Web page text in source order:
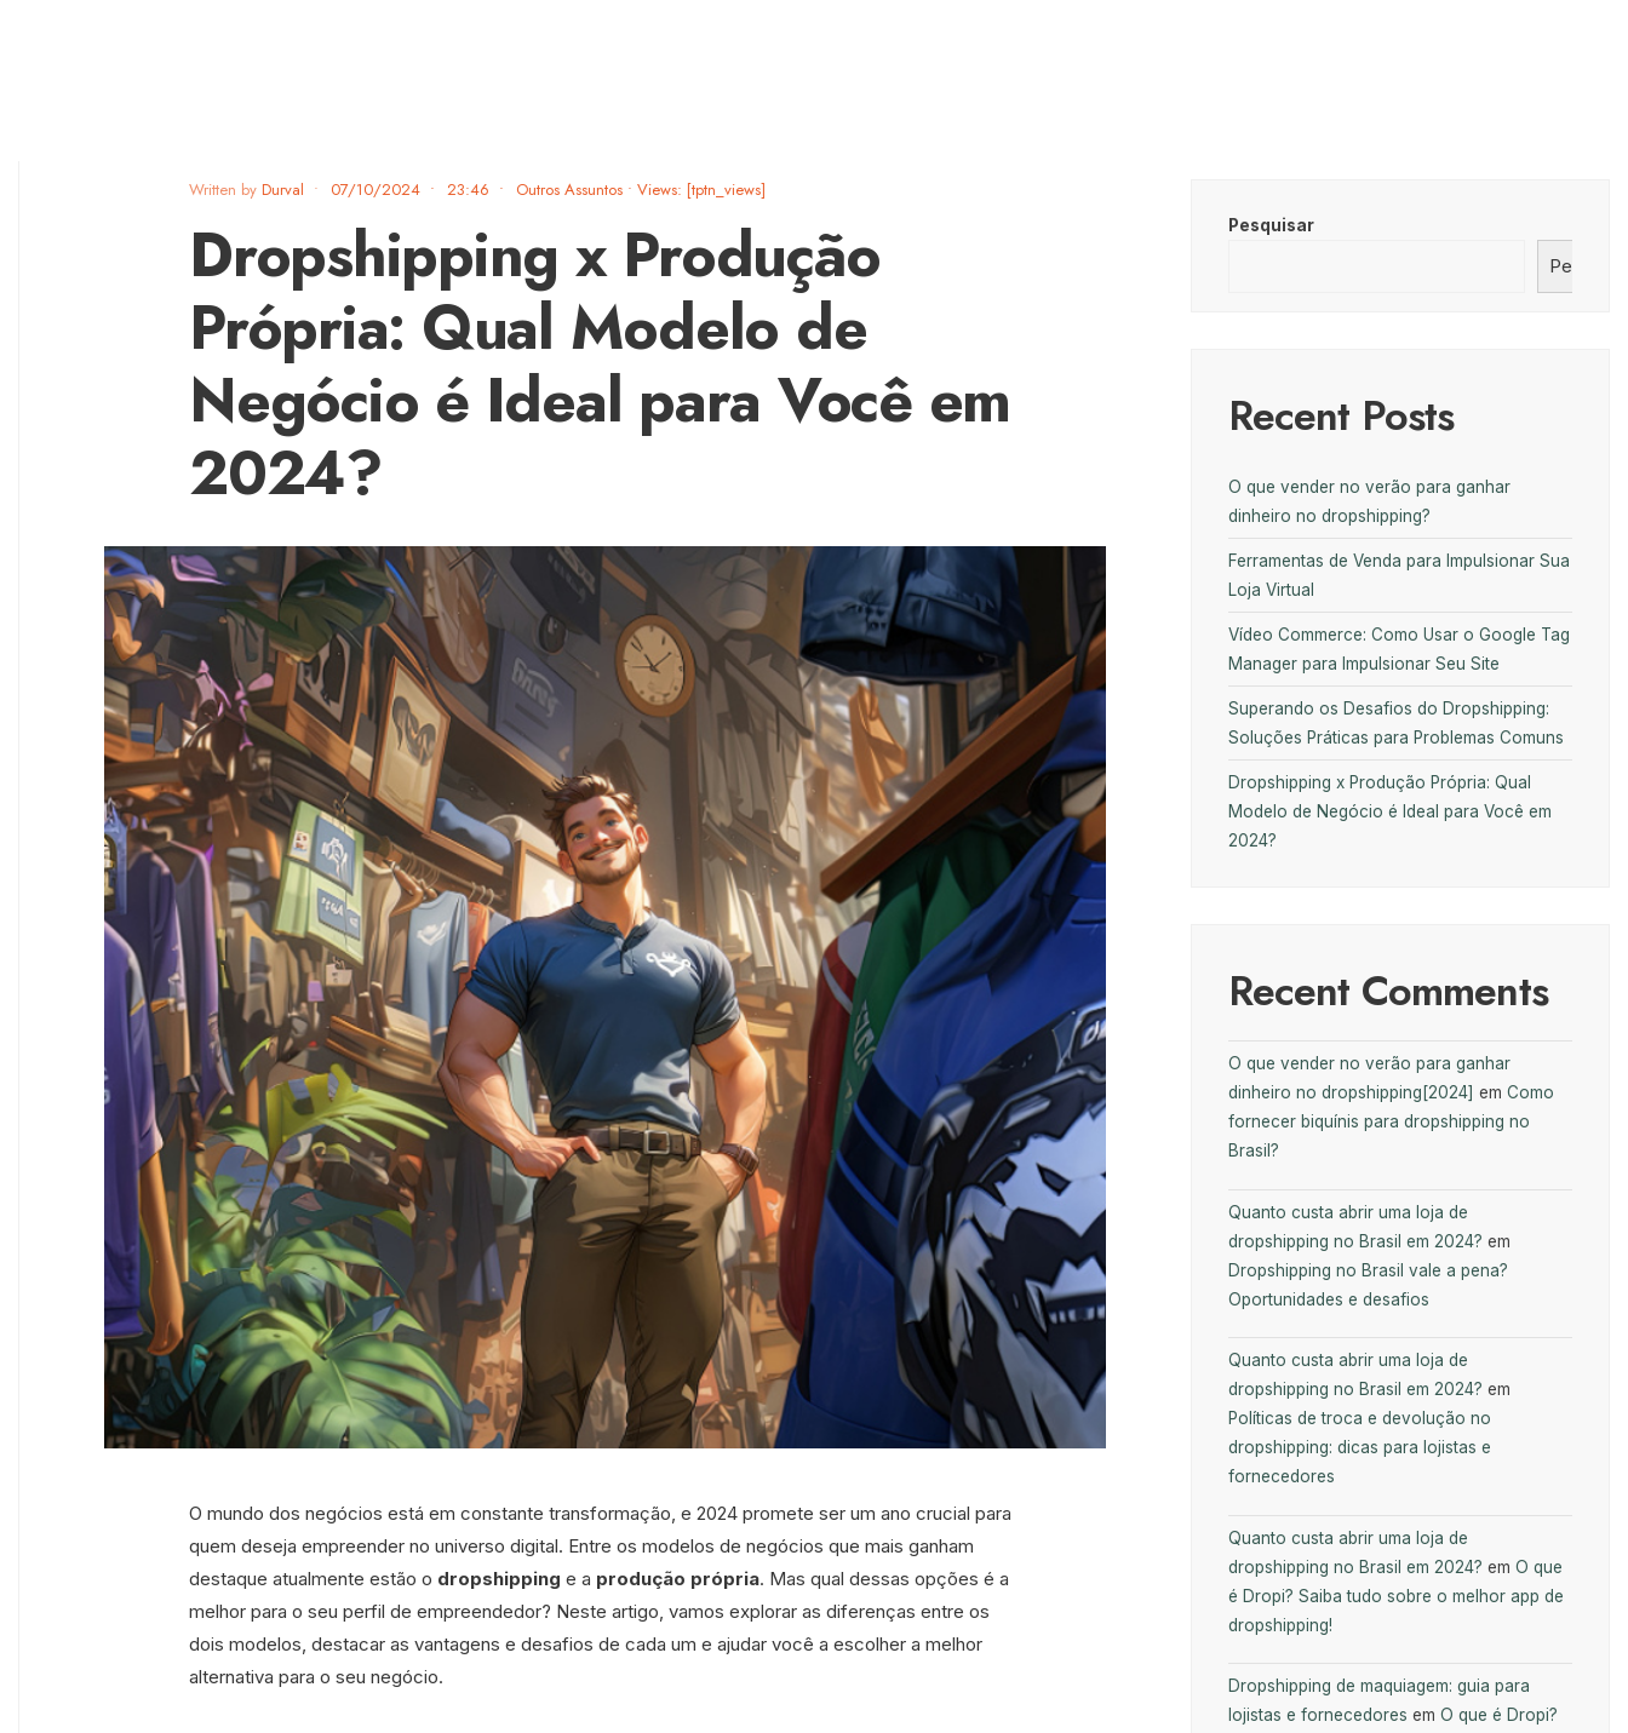
Written by Durval • 07/10/2024 • 23:46 • Outros Assuntos • Views: [tptn_views]
Dropshipping x Produção
Própria: Qual Modelo de
Negócio é Ideal para Você em
2024?
O mundo dos negócios está em constante transformação, e 2024 promete ser um ano crucial para
quem deseja empreender no universo digital. Entre os modelos de negócios que mais ganham
destaque atualmente estão o dropshipping e a produção própria. Mas qual dessas opções é a
melhor para o seu perfil de empreendedor? Neste artigo, vamos explorar as diferenças entre os
dois modelos, destacar as vantagens e desafios de cada um e ajudar você a escolher a melhor
alternativa para o seu negócio.
Pesquisar
Recent Posts
O que vender no verão para ganhar
dinheiro no dropshipping?
Ferramentas de Venda para Impulsionar Sua
Loja Virtual
Vídeo Commerce: Como Usar o Google Tag
Manager para Impulsionar Seu Site
Superando os Desafios do Dropshipping:
Soluções Práticas para Problemas Comuns
Dropshipping x Produção Própria: Qual
Modelo de Negócio é Ideal para Você em
2024?
Recent Comments
O que vender no verão para ganhar
dinheiro no dropshipping[2024] em Como
fornecer biquínis para dropshipping no
Brasil?
Quanto custa abrir uma loja de
dropshipping no Brasil em 2024? em
Dropshipping no Brasil vale a pena?
Oportunidades e desafios
Quanto custa abrir uma loja de
dropshipping no Brasil em 2024? em
Políticas de troca e devolução no
dropshipping: dicas para lojistas e
fornecedores
Quanto custa abrir uma loja de
dropshipping no Brasil em 2024? em O que
é Dropi? Saiba tudo sobre o melhor app de
dropshipping!
Dropshipping de maquiagem: guia para
lojistas e fornecedores em O que é Dropi?